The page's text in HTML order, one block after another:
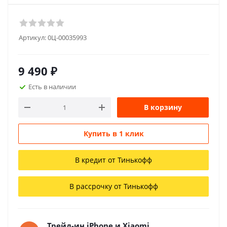
Артикул:0Ц-00035993
9 490 ₽
Есть в наличии
В корзину
Купить в 1 клик
В кредит от Тинькофф
В рассрочку от Тинькофф